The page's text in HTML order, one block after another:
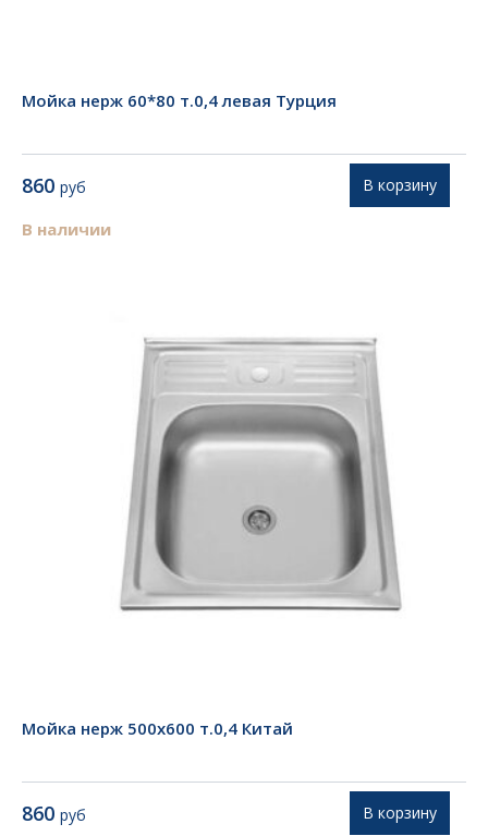
Мойка нерж 60*80 т.0,4 левая Турция
860 руб
В наличии
В корзину
Мойка нерж 500х600 т.0,4 Китай
860 руб В корзину